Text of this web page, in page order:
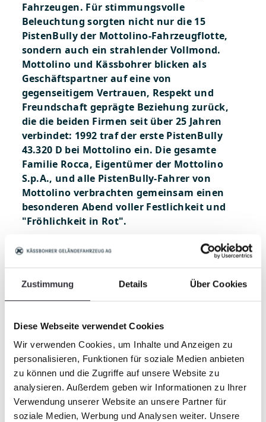
Zustimmung Details Über Cookies
Diese Webseite verwendet Cookies
Wir verwenden Cookies, um Inhalte und Anzeigen zu
personalisieren, Funktionen für soziale Medien anbieten
zu können und die Zugriffe auf unsere Website zu
analysieren. Außerdem geben wir Informationen zu Ihrer
Verwendung unserer Website an unsere Partner für
soziale Medien, Werbung und Analysen weiter. Unsere
Fahrzeugen. Für stimmungsvolle
Beleuchtung sorgten nicht nur die 15
PistenBully der Mottolino-Fahrzeugflotte,
sondern auch ein strahlender Vollmond.
Mottolino und Kässbohrer blicken als
Geschäftspartner auf eine von
gegenseitigem Vertrauen, Respekt und
Freundschaft geprägte Beziehung zurück,
die die beiden Firmen seit über 25 Jahren
verbindet: 1992 traf der erste PistenBully
43.320 D bei Mottolino ein. Die gesamte
Familie Rocca, Eigentümer der Mottolino
S.p.A., und alle PistenBully-Fahrer von
Mottolino verbrachten gemeinsam einen
besonderen Abend voller Festlichkeit und
"Fröhlichkeit in Rot".